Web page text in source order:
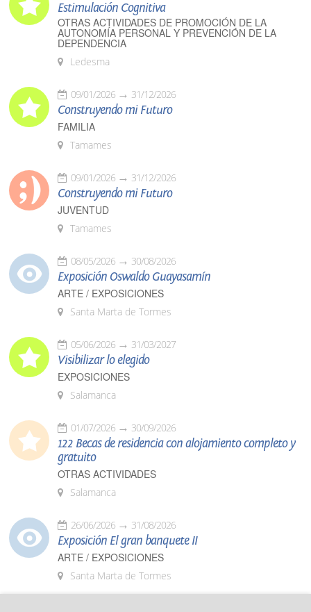
Estimulación Cognitiva
OTRAS ACTIVIDADES DE PROMOCIÓN DE LA
AUTONOMÍA PERSONAL Y PREVENCIÓN DE LA
DEPENDENCIA
Ledesma
09/01/2026 31/12/2026
Construyendo mi Futuro
FAMILIA
Tamames
09/01/2026 31/12/2026
Construyendo mi Futuro
JUVENTUD
Tamames
08/05/2026 30/08/2026
Exposición Oswaldo Guayasamín
ARTE / EXPOSICIONES
Santa Marta de Tormes
05/06/2026 31/03/2027
Visibilizar lo elegido
EXPOSICIONES
Salamanca
01/07/2026 30/09/2026
122 Becas de residencia con alojamiento completo y
gratuito
OTRAS ACTIVIDADES
Salamanca
26/06/2026 31/08/2026
Exposición El gran banquete II
ARTE / EXPOSICIONES
Santa Marta de Tormes